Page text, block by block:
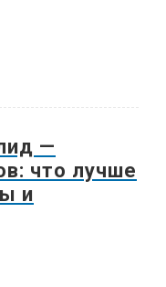
—
что лучше
и